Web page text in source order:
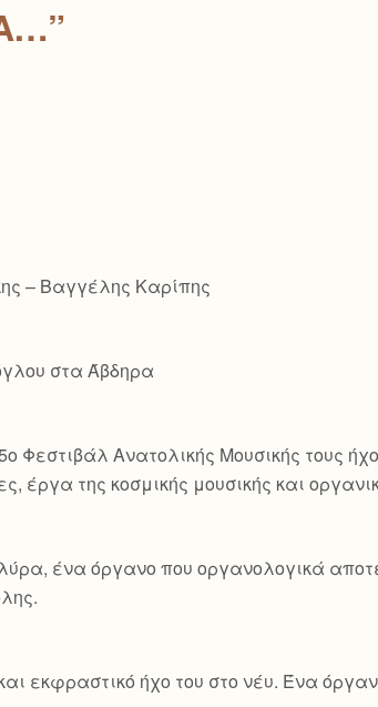
– Βαγγέλης Καρίπης
στα Άβδηρα
Φεστιβάλ Ανατολικής Μουσικής τους
έργα της κοσμικής μουσικής και
ένα όργανο που οργανολογικά
εκφραστικό ήχο του στο νέυ. Ένα